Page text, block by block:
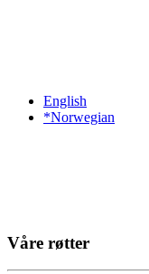
English
*Norwegian
Våre røtter